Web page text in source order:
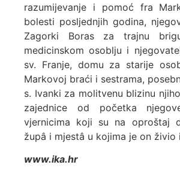
razumijevanje i pomoć fra
bolesti posljednjih godina,
Zagorki Boras za trajnu
medicinskom osoblju i
sv. Franje, domu za starije
Markovoj braći i sestrama,
s. Ivanki za molitvenu blizinu
zajednice od početka
vjernicima koji su na oproštaj
župâ i mjestâ u kojima je on živio
www.ika.hr